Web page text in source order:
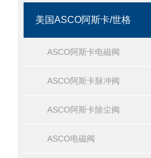
美国ASCO阿斯卡/世格
ASCO阿斯卡电磁阀
ASCO阿斯卡脉冲阀
ASCO阿斯卡除尘阀
ASCO电磁阀